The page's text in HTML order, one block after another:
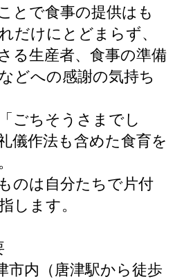
とで食事の提供はも
だけにとどまらず、
る生産者、食事の準備
どへの感謝の気持ち
ごちそうさまでし
儀作法も含めた食育を
のは自分たちで片付
します。
市内（唐津駅から徒歩